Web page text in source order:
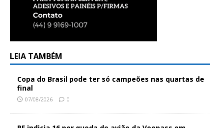
LEIA TAMBÉM
Copa do Brasil pode ter só campeões nas quartas de
final
07/08/2026 0